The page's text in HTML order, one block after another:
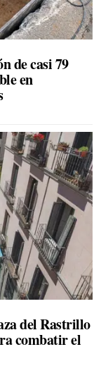
de casi 79
en
del Rastrillo
combatir el